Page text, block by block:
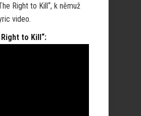
Right to Kill“, k němuž
video.
to Kill“: